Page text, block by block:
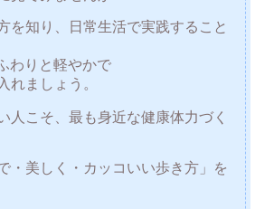
を知り、日常生活で実践すること
わりと軽やかで
れましょう。
人こそ、最も身近な健康体力づく
・美しく・カッコいい歩き方」を